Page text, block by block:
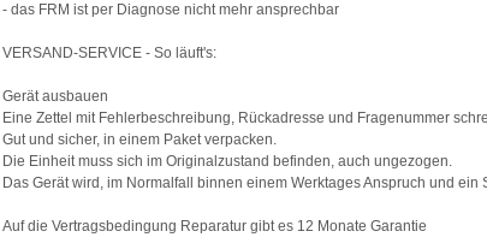
- das FRM ist per Diagnose nicht mehr ansprechbar
VERSAND-SERVICE - So läuft's:
Gerät ausbauen
Eine Zettel mit Fehlerbeschreibung, Rückadresse und Fragenummer
Gut und sicher, in einem Paket verpacken.
Die Einheit muss sich im Originalzustand befinden, auch ungezogen.
Das Gerät wird, im Normalfall binnen einem Werktages Anspruch und ein
Auf die Vertragsbedingung Reparatur gibt es 12 Monate Garantie